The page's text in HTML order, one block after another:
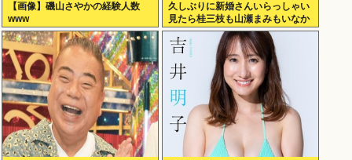
【画像】磯山さやかの経験人数
www
久しぶりに新婚さんいらっしゃい
見たら桂三枝も山瀬まみもいなか
った